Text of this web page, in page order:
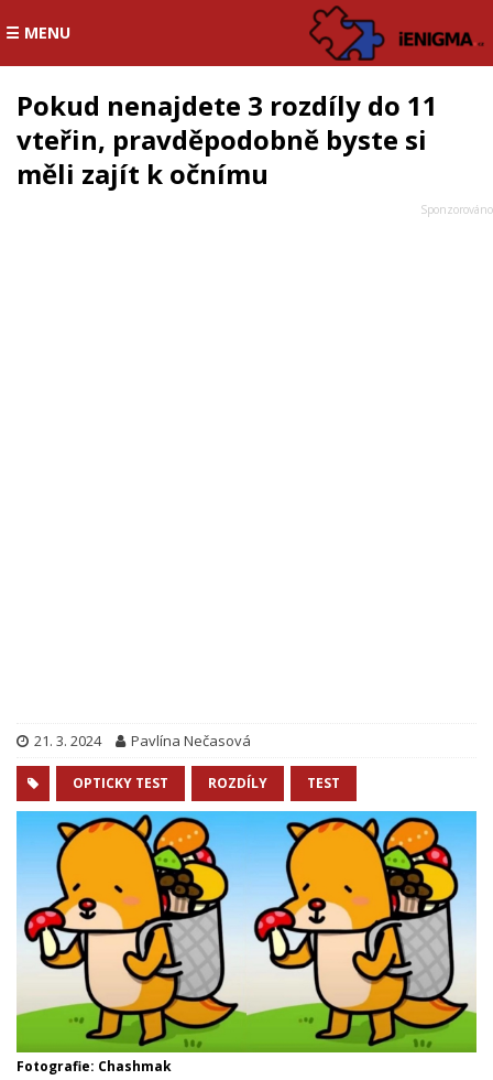
☰ MENU
Pokud nenajdete 3 rozdíly do 11
vteřin, pravděpodobně byste si
měli zajít k očnímu
21. 3. 2024 Pavlína Nečasová
OPTICKY TEST ROZDÍLY TEST
Fotografie: Chashmak